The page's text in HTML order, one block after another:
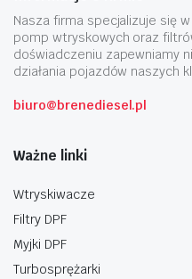
Nasza firma specjalizuje się
pomp wtryskowych oraz
doświadczeniu zapewniamy
działania pojazdów naszych
biuro@brenediesel.pl
Ważne linki
Wtryskiwacze
Filtry DPF
Myjki DPF
Turbosprężarki